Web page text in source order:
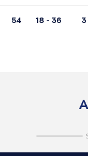
54 18 - 36 3